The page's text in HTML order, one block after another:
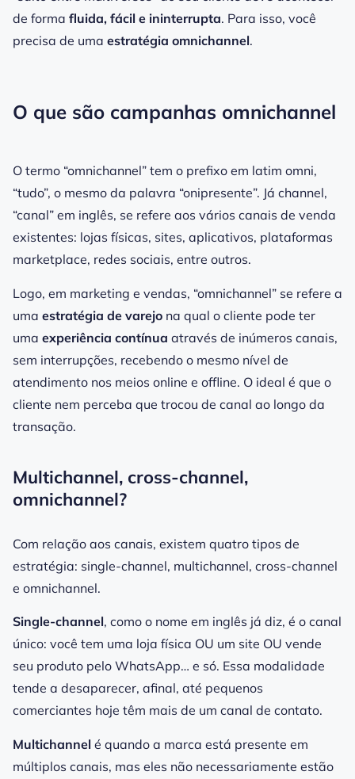
de forma fluida, fácil e ininterrupta. Para isso, você
precisa de uma estratégia omnichannel.
O que são campanhas omnichannel
O termo “omnichannel” tem o prefixo em latim omni,
“tudo”, o mesmo da palavra “onipresente”. Já channel,
“canal” em inglês, se refere aos vários canais de venda
existentes: lojas físicas, sites, aplicativos, plataformas
marketplace, redes sociais, entre outros.
Logo, em marketing e vendas, “omnichannel” se refere a
uma estratégia de varejo na qual o cliente pode ter
uma experiência contínua através de inúmeros canais,
sem interrupções, recebendo o mesmo nível de
atendimento nos meios online e offline. O ideal é que o
cliente nem perceba que trocou de canal ao longo da
transação.
Multichannel, cross-channel,
omnichannel?
Com relação aos canais, existem quatro tipos de
estratégia: single-channel, multichannel, cross-channel
e omnichannel.
Single-channel, como o nome em inglês já diz, é o canal
único: você tem uma loja física OU um site OU vende
seu produto pelo WhatsApp… e só. Essa modalidade
tende a desaparecer, afinal, até pequenos
comerciantes hoje têm mais de um canal de contato.
Multichannel é quando a marca está presente em
múltiplos canais, mas eles não necessariamente estão